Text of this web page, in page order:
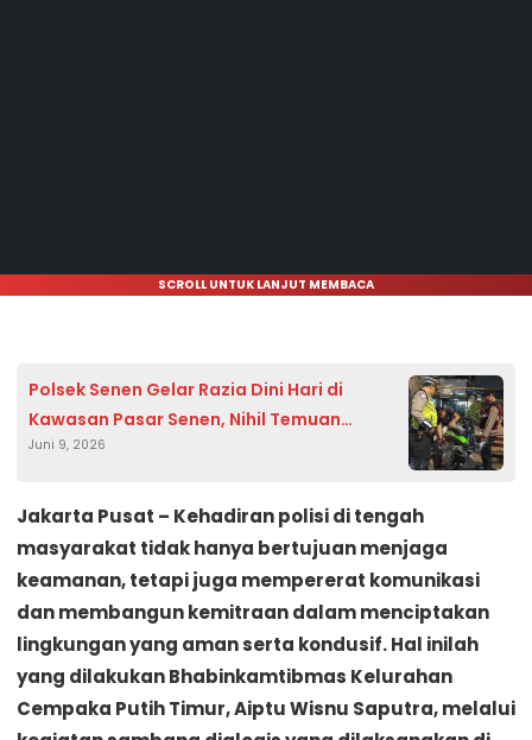
SCROLL UNTUK LANJUT MEMBACA
Polsek Senen Gelar Razia Dini Hari di
Kawasan Pasar Senen, Nihil Temuan
Pelanggaran
Juni 9, 2026
Jakarta Pusat – Kehadiran polisi di tengah
masyarakat tidak hanya bertujuan menjaga
keamanan, tetapi juga mempererat komunikasi
dan membangun kemitraan dalam menciptakan
lingkungan yang aman serta kondusif. Hal inilah
yang dilakukan Bhabinkamtibmas Kelurahan
Cempaka Putih Timur, Aiptu Wisnu Saputra, melalui